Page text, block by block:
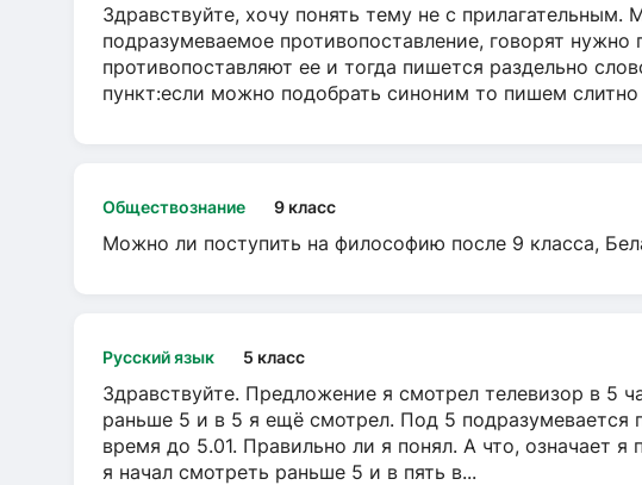
Здравствуйте, хочу понять тему не с прилагательным.
подразумеваемое противопоставление, говорят нужно
противопоставляют ее и тогда пишется раздельно
пункт:если можно подобрать синоним то пишем слитно
Обществознание 9 класс
Можно ли поступить на философию после 9 класса,
Русский язык 5 класс
Здравствуйте. Предложение я смотрел телевизор в 5
раньше 5 и в 5 я ещё смотрел. Под 5 подразумевается
время до 5.01. Правильно ли я понял. А что, означает я
я начал смотреть раньше 5 и в пять в...